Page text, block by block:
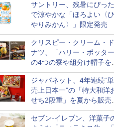
サントリー、残暑にぴっ
で涼やかな「ほろよい〈
やりみかん〉」限定発売
クリスピー・クリーム・
ナツ、「ハリー・ポッター
の4つの寮や組分け帽子をイ
メージしたドーナツなど
ジャパネット、4年連続“
売上日本一”の「特大和洋
せち2段重」を夏から販売。
73品・年越しそば付き
セブン-イレブン、洋菓子